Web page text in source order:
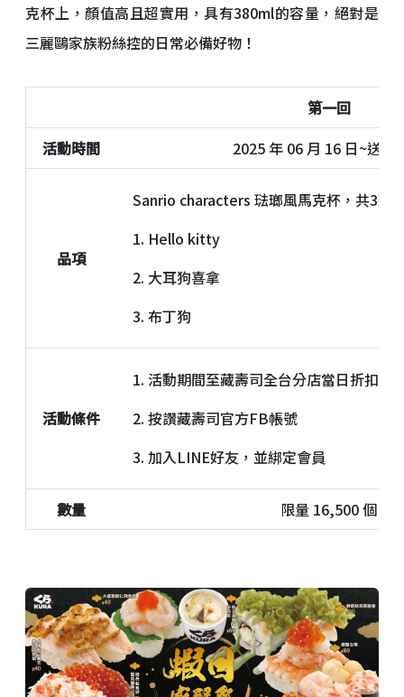
克杯上，顏值高且超實用，具有380ml的容量，絕對是
三麗鷗家族粉絲控的日常必備好物！
第一回
活動時間
2025 年 06 月 16 日~送完
品項
Sanrio characters 琺瑯風馬克杯，共3款
1. Hello kitty
2. 大耳狗喜拿
3. 布丁狗
活動條件
1. 活動期間至藏壽司全台分店當日折扣後
2. 按讚藏壽司官方FB帳號
3. 加入LINE好友，並綁定會員
數量 限量 16,500 個